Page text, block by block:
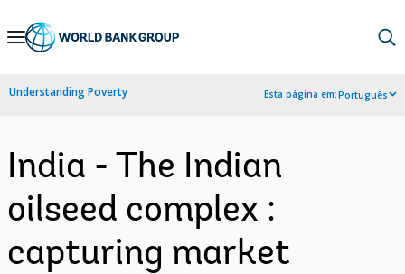
Skip
Navigation
Understanding Poverty Esta página em:Português
India - The Indian
oilseed complex :
capturing market